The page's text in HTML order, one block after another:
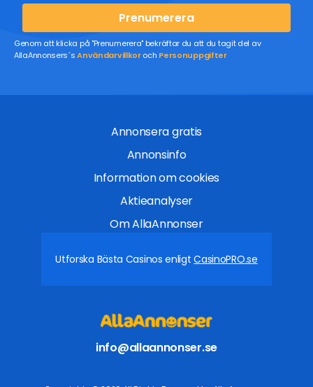
Prenumerera
Genom att klicka på "Prenumerera" bekräftar du att du tagit del av
AllaAnnonsers´sAnvändarvillkoroch Personuppgifter
Annonsera gratis
Annonsinfo
Information om cookies
Aktieanalyser
Om AllaAnnonser
Utforska Bästa Casinos enligtCasinoPRO.se
info@allaannonser.se